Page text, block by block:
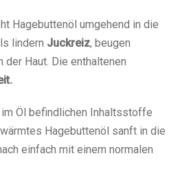
Hagebuttenöl umgehend in die
lindern Juckreiz, beugen
der Haut. Die enthaltenen
Öl befindlichen Inhaltsstoffe
Hagebuttenöl sanft in die
einfach mit einem normalen